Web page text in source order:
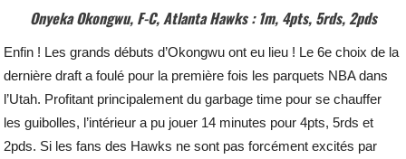
Onyeka Okongwu, F-C, Atlanta Hawks : 1m, 4pts, 5rds, 2pds
Enfin ! Les grands débuts d’Okongwu ont eu lieu ! Le 6e choix de la
dernière draft a foulé pour la première fois les parquets NBA dans
l’Utah. Profitant principalement du garbage time pour se chauffer
les guibolles, l’intérieur a pu jouer 14 minutes pour 4pts, 5rds et
2pds. Si les fans des Hawks ne sont pas forcément excités par